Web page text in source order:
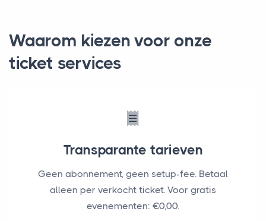
Waarom kiezen voor onze
ticket services
Transparante tarieven
Geen abonnement, geen setup-fee. Betaal
alleen per verkocht ticket. Voor gratis
evenementen: €0,00.